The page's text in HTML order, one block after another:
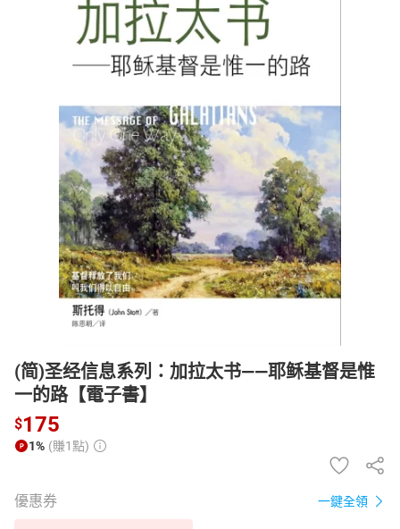
3C家電 運動休閒
女裝 男裝 化妝保養 情趣用品
日本購物 電子/紙本書
HOT
(简)圣经信息系列：加拉太书——耶稣基督是惟
一的路【電子書】
$175
1% (賺1點)
優惠券 一鍵全領